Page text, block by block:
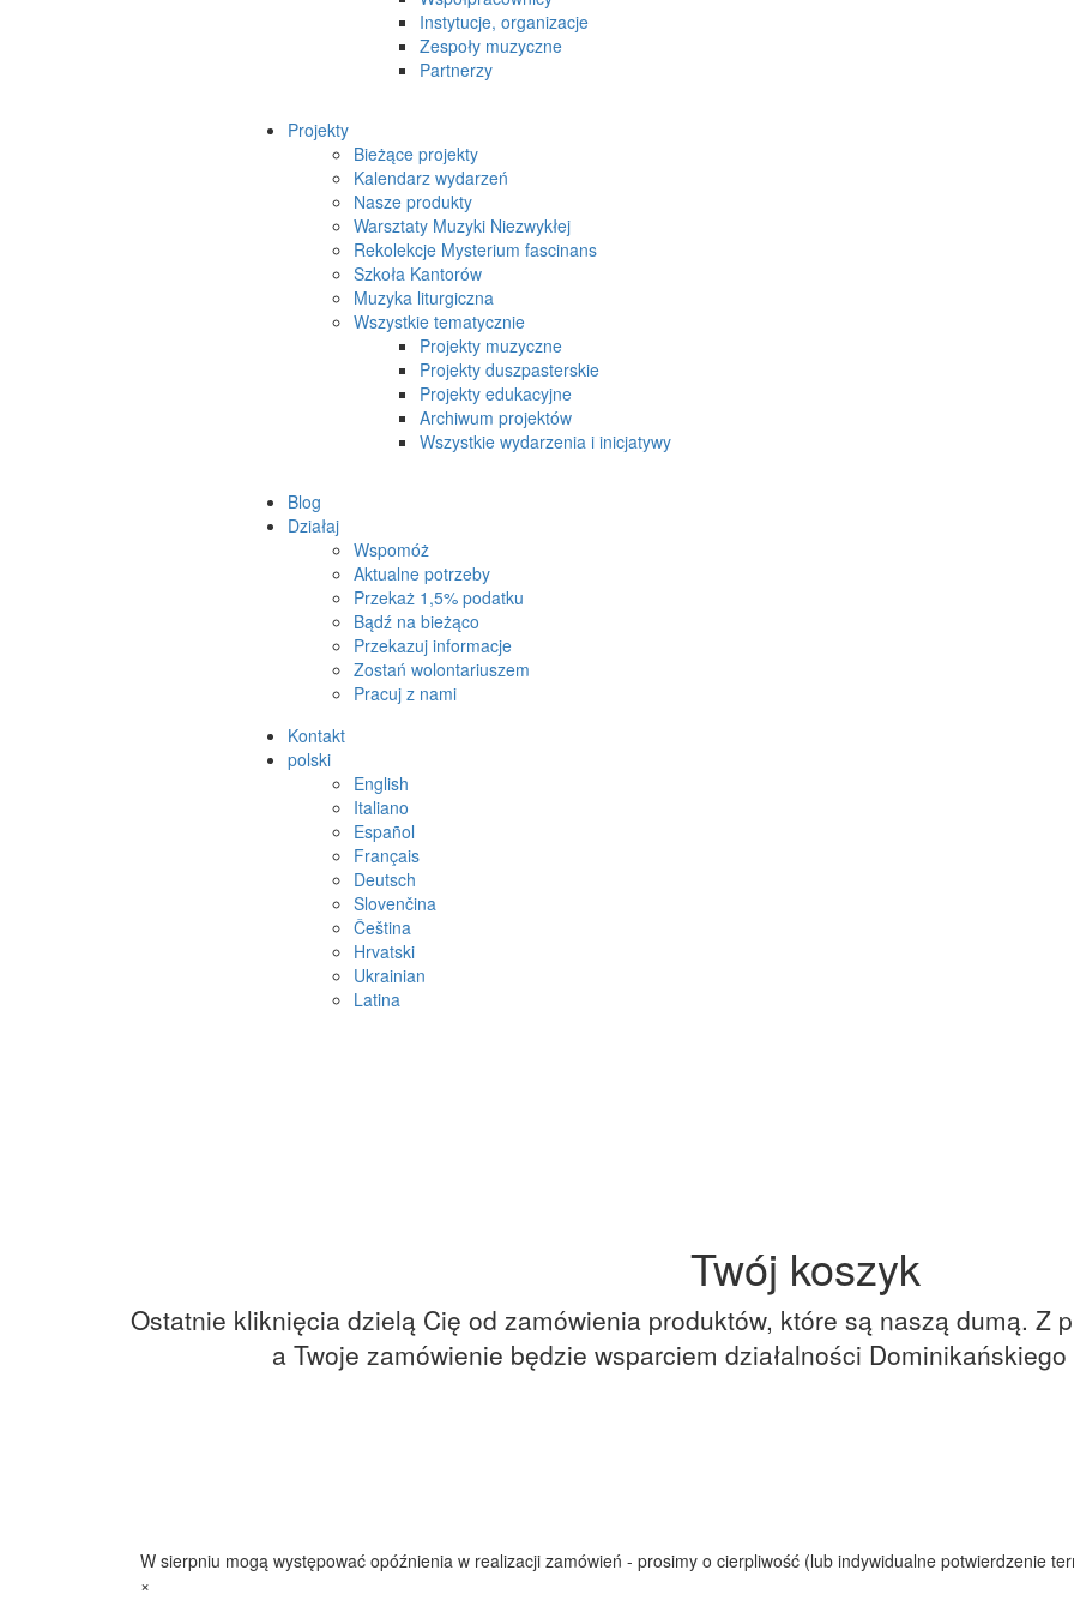
Instytucje, organizacje
Zespoły muzyczne
Partnerzy
Projekty
Bieżące projekty
Kalendarz wydarzeń
Nasze produkty
Warsztaty Muzyki Niezwykłej
Rekolekcje Mysterium fascinans
Szkoła Kantorów
Muzyka liturgiczna
Wszystkie tematycznie
Projekty muzyczne
Projekty duszpasterskie
Projekty edukacyjne
Archiwum projektów
Wszystkie wydarzenia i inicjatywy
Blog
Działaj
Wspomóż
Aktualne potrzeby
Przekaż 1,5% podatku
Bądź na bieżąco
Przekazuj informacje
Zostań wolontariuszem
Pracuj z nami
Kontakt
polski
English
Italiano
Español
Français
Deutsch
Slovenčina
Čeština
Hrvatski
Ukrainian
Latina
Twój koszyk
Ostatnie kliknięcia dzielą Cię od zamówienia produktów, które są naszą dumą. Z
a Twoje zamówienie będzie wsparciem działalności
W sierpniu mogą występować opóźnienia w realizacji zamówień - prosimy o cierpliwość (lub indywidualne potwierdzenie
×